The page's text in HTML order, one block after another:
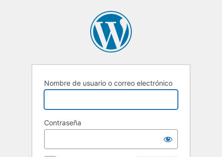
Nombre de usuario o correo electrónico
Contraseña